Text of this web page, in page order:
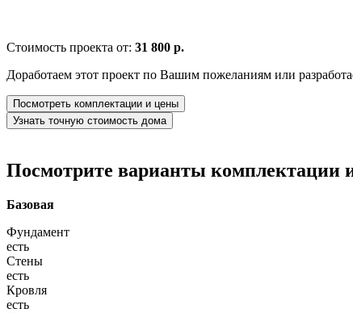
Стоимость проекта от: 31 800 р.
Доработаем этот проект по Вашим пожеланиям или
Посмотреть комплектации и цены
Узнать точную стоимость дома
Посмотрите варианты комплектации
Базовая
Фундамент
есть
Стены
есть
Кровля
есть